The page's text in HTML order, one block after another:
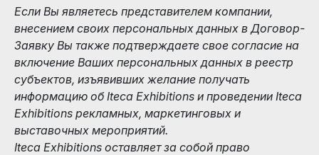
Если Вы являетесь представителем компании,
внесением своих персональных данных в Договор-
Заявку Вы также подтверждаете свое согласие на
включение Ваших персональных данных в реестр
субъектов, изъявивших желание получать
информацию об Iteca Exhibitions и проведении Iteca
Exhibitions рекламных, маркетинговых и
выставочных мероприятий.
Iteca Exhibitions оставляет за собой право